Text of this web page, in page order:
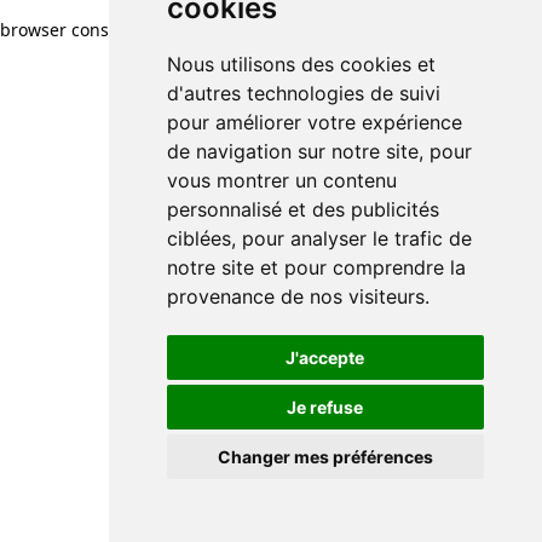
cookies
Nous utilisons des cookies et
d'autres technologies de suivi
pour améliorer votre expérience
de navigation sur notre site, pour
vous montrer un contenu
personnalisé et des publicités
ciblées, pour analyser le trafic de
notre site et pour comprendre la
provenance de nos visiteurs.
J'accepte
Je refuse
Changer mes préférences
browser console for more information)